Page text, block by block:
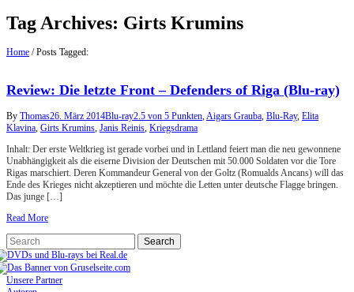
Tag Archives: Girts Krumins
Home /Posts Tagged:
Review: Die letzte Front – Defenders of Riga (Blu-ray)
By Thomas26. März 2014Blu-ray2.5 von 5 Punkten,Aigars Grauba, Blu-Ray, Elita
Klavina, Girts Krumins, Janis Reinis, Kriegsdrama
Inhalt: Der erste Weltkrieg ist gerade vorbei und in Lettland feiert man die neu gewonnene
Unabhängigkeit als die eiserne Division der Deutschen mit 50.000 Soldaten vor die Tore
Rigas marschiert. Deren Kommandeur General von der Goltz (Romualds Ancans) will das
Ende des Krieges nicht akzeptieren und möchte die Letten unter deutsche Flagge bringen.
Das junge […]
Read More
Unsere Partner